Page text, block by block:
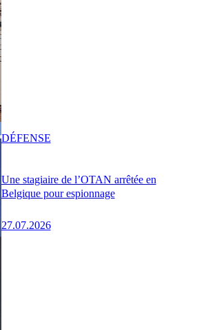
Une stagiaire de l’OTAN arrêtée en
Belgique pour espionnage
27.07.2026
DÉFENSE